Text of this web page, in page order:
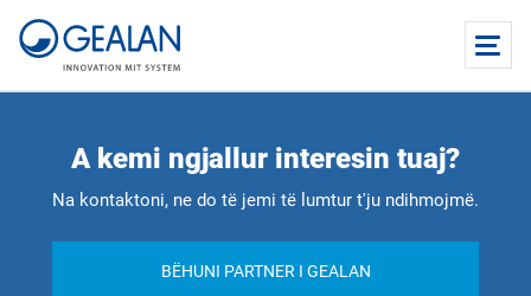
A kemi ngjallur interesin tuaj?
Na kontaktoni, ne do të jemi të lumtur t'ju ndihmojmë.
BËHUNI PARTNER I GEALAN